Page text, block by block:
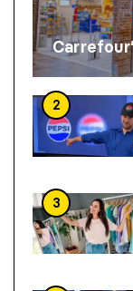
2
3